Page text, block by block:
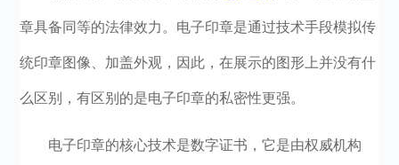
章具备同等的法律效力。电子印章是通过技术手段模拟传
统印章图像、加盖外观，因此，在展示的图形上并没有什
么区别，有区别的是电子印章的私密性更强。
电子印章的核心技术是数字证书，它是由权威机构